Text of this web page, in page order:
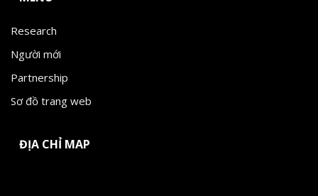
Research
Người mới
Partnership
Sơ đồ trang web
ĐỊA CHỈ MAP